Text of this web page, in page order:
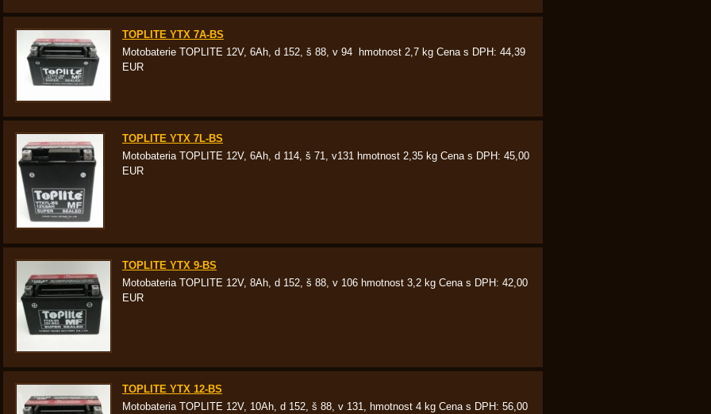
TOPLITE YTX 7A-BS
Motobaterie TOPLITE 12V, 6Ah, d 152, š 88, v 94 hmotnost 2,7 kg Cena s DPH: 44,39
EUR
TOPLITE YTX 7L-BS
Motobateria TOPLITE 12V, 6Ah, d 114, š 71, v131 hmotnost 2,35 kg Cena s DPH: 45,00
EUR
TOPLITE YTX 9-BS
Motobateria TOPLITE 12V, 8Ah, d 152, š 88, v 106 hmotnost 3,2 kg Cena s DPH: 42,00
EUR
TOPLITE YTX 12-BS
Motobateria TOPLITE 12V, 10Ah, d 152, š 88, v 131, hmotnost 4 kg Cena s DPH: 56,00